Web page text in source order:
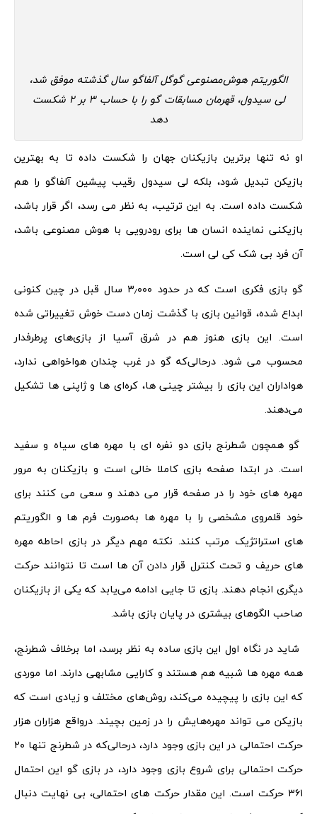
الگوریتم هوش‌مصنوعی گوگل آلفاگو سال گذشته موفق شد،
لی سیدول، قهرمان مسابقات گو را با حساب 3 بر 2 شکست
دهد
او نه تنها برترین بازیکنان جهان را شکست داده تا به بهترین
بازیکن تبدیل شود، بلکه لی سیدول رقیب پیشین آلفاگو را هم
شکست داده است. به این ترتیب، به نظر می رسد، اگر قرار باشد،
بازیکنی نماینده انسان ها برای رودرویی با هوش مصنوعی باشد،
آن فرد بی شک کی لی است.
گو بازی فکری است که در حدود ۳٫۰۰۰ سال قبل در چین کنونی
ابداع ‌شده، قوانین بازی با گذشت زمان دست‌ خوش تغییراتی شده
است. این بازی هنوز هم در شرق آسیا از بازی‌های پرطرفدار
محسوب می‌ شود. درحالی‌که گو در غرب چندان هواخواهی ندارد،
هواداران این بازی را بیشتر چینی ‌ها، کره‌ای‌ ها و ژاپنی ‌ها تشکیل
می‌دهند.
گو همچون شطرنج ‌بازی دو نفره ‌ای با مهره‌ های سیاه ‌و سفید
است. در ابتدا صفحه بازی کاملا خالی است و بازیکنان به‌ مرور
مهره‌ های خود را در صفحه قرار می‌ دهند و سعی می‌ کنند برای
خود قلمروی مشخصی را با مهره‌ ها به‌صورت فرم‌ ها و الگوریتم‌
های استراتژیک مرتب کنند. نکته مهم دیگر در بازی احاطه مهره‌
های حریف و تحت کنترل قرار دادن آن‌ ها است تا نتوانند حرکت
دیگری انجام دهند. بازی تا جایی ادامه می‌یابد که یکی از بازیکنان
صاحب الگوهای بیشتری در پایان بازی باشد.
شاید در نگاه اول این بازی ساده به نظر برسد، اما برخلاف شطرنج،
همه مهره ‌ها شبیه هم هستند و کارایی مشابهی دارند. اما موردی
که این بازی را پیچیده می‌کند، روش‌های مختلف و زیادی است که
بازیکن می ‌تواند مهره‌هایش را در زمین بچیند. درواقع هزاران هزار
حرکت احتمالی در این بازی وجود دارد، درحالی‌که در شطرنج تنها ۲۰
حرکت احتمالی برای شروع بازی وجود دارد، در بازی گو این احتمال
۳۶۱ حرکت است. این مقدار حرکت‌ های احتمالی، بی ‌نهایت دنبال